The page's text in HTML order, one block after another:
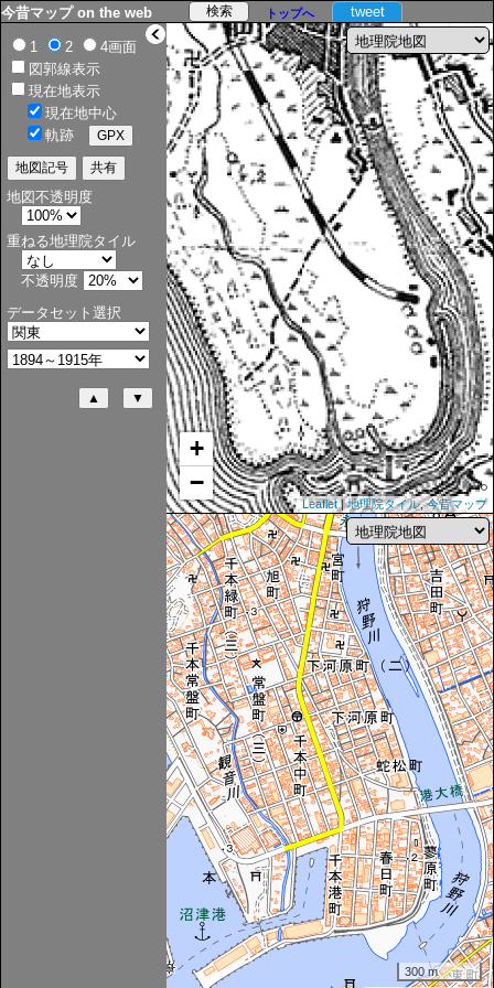
> tweet
今昔マップ on the web トップへ
+
−
Leaflet|地理院タイル,今昔マップ
300 m
1 2
4画面
図郭線表示
現在地表示
現在地中心
軌跡
地図不透明度
重ねる地理院タイル
不透明度
データセット選択